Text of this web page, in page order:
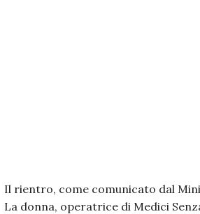
Il rientro, come comunicato dal
La donna, operatrice di Medici